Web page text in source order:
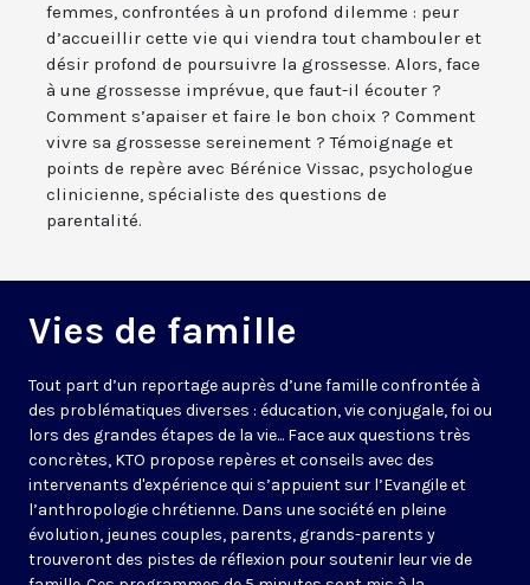
femmes, confrontées à un profond dilemme : peur
d’accueillir cette vie qui viendra tout chambouler et
désir profond de poursuivre la grossesse. Alors, face
à une grossesse imprévue, que faut-il écouter ?
Comment s’apaiser et faire le bon choix ? Comment
vivre sa grossesse sereinement ? Témoignage et
points de repère avec Bérénice Vissac, psychologue
clinicienne, spécialiste des questions de
parentalité.
Vies de famille
Tout part d’un reportage auprès d’une famille confrontée à
des problématiques diverses : éducation, vie conjugale, foi ou
lors des grandes étapes de la vie... Face aux questions très
concrètes, KTO propose repères et conseils avec des
intervenants d'expérience qui s’appuient sur l’Evangile et
l’anthropologie chrétienne. Dans une société en pleine
évolution, jeunes couples, parents, grands-parents y
trouveront des pistes de réflexion pour soutenir leur vie de